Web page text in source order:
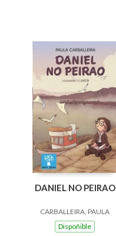
DANIEL NO PEIRAO
CARBALLEIRA, PAULA
Dispoñible